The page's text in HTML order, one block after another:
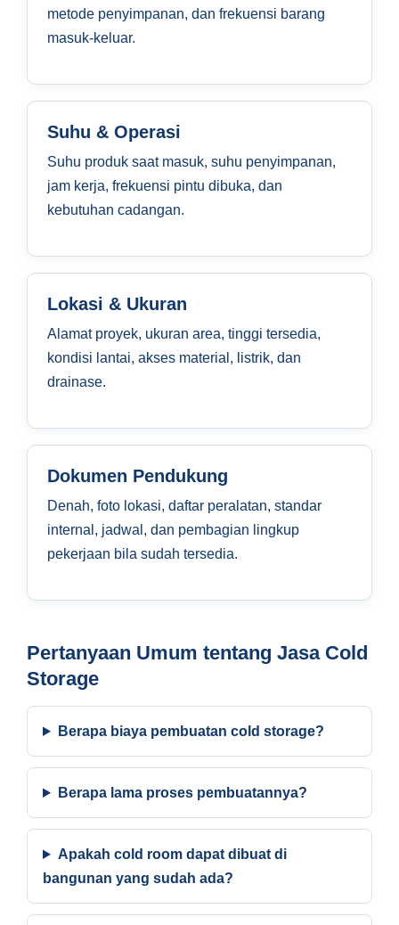
metode penyimpanan, dan frekuensi barang
masuk-keluar.
Suhu & Operasi
Suhu produk saat masuk, suhu penyimpanan,
jam kerja, frekuensi pintu dibuka, dan
kebutuhan cadangan.
Lokasi & Ukuran
Alamat proyek, ukuran area, tinggi tersedia,
kondisi lantai, akses material, listrik, dan
drainase.
Dokumen Pendukung
Denah, foto lokasi, daftar peralatan, standar
internal, jadwal, dan pembagian lingkup
pekerjaan bila sudah tersedia.
Pertanyaan Umum tentang Jasa Cold
Storage
Berapa biaya pembuatan cold storage?
Berapa lama proses pembuatannya?
Apakah cold room dapat dibuat di
bangunan yang sudah ada?